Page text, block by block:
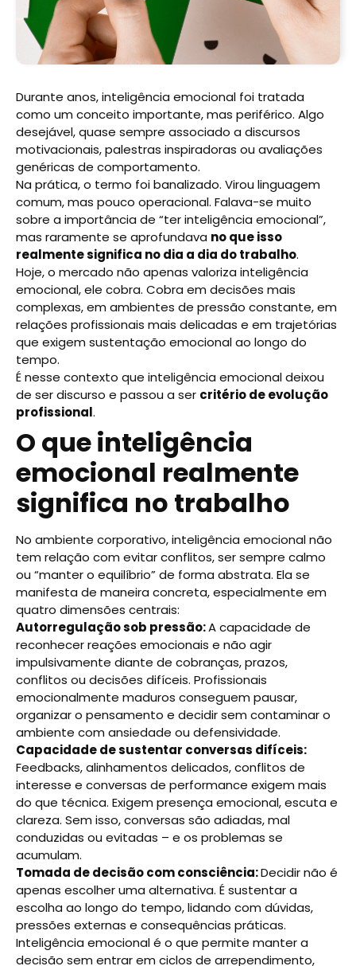
Durante anos, inteligência emocional foi tratada
como um conceito importante, mas periférico. Algo
desejável, quase sempre associado a discursos
motivacionais, palestras inspiradoras ou avaliações
genéricas de comportamento.
Na prática, o termo foi banalizado. Virou linguagem
comum, mas pouco operacional. Falava-se muito
sobre a importância de “ter inteligência emocional”,
mas raramente se aprofundava no que isso
realmente significa no dia a dia do trabalho.
Hoje, o mercado não apenas valoriza inteligência
emocional, ele cobra. Cobra em decisões mais
complexas, em ambientes de pressão constante, em
relações profissionais mais delicadas e em trajetórias
que exigem sustentação emocional ao longo do
tempo.
É nesse contexto que inteligência emocional deixou
de ser discurso e passou a ser critério de evolução
profissional.
O que inteligência
emocional realmente
significa no trabalho
No ambiente corporativo, inteligência emocional não
tem relação com evitar conflitos, ser sempre calmo
ou “manter o equilíbrio” de forma abstrata. Ela se
manifesta de maneira concreta, especialmente em
quatro dimensões centrais:
Autorregulação sob pressão:A capacidade de
reconhecer reações emocionais e não agir
impulsivamente diante de cobranças, prazos,
conflitos ou decisões difíceis. Profissionais
emocionalmente maduros conseguem pausar,
organizar o pensamento e decidir sem contaminar o
ambiente com ansiedade ou defensividade.
Capacidade de sustentar conversas difíceis:
Feedbacks, alinhamentos delicados, conflitos de
interesse e conversas de performance exigem mais
do que técnica. Exigem presença emocional, escuta e
clareza. Sem isso, conversas são adiadas, mal
conduzidas ou evitadas – e os problemas se
acumulam.
Tomada de decisão com consciência:Decidir não é
apenas escolher uma alternativa. É sustentar a
escolha ao longo do tempo, lidando com dúvidas,
pressões externas e consequências práticas.
Inteligência emocional é o que permite manter a
decisão sem entrar em ciclos de arrependimento,